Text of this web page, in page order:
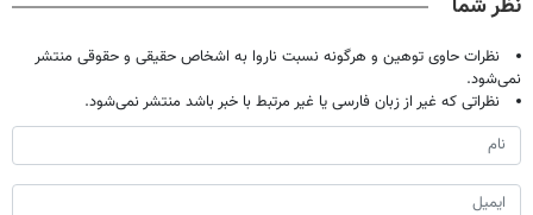
نظر شما
نظرات حاوی توهین و هرگونه نسبت ناروا به اشخاص حقیقی و حقوقی منتشر
نمی‌شود.
نظراتی که غیر از زبان فارسی یا غیر مرتبط با خبر باشد منتشر نمی‌شود.